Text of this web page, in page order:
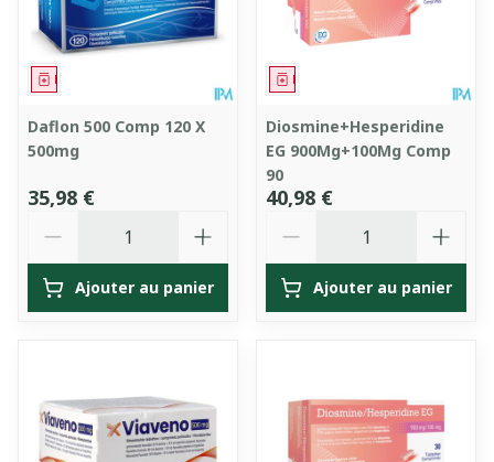
Médicament
Daflon 500 Comp 120 X
500mg
35,98 €
Ajouter au panier
Médicament
Diosmine+Hesperidine
EG 900Mg+100Mg Comp
90
40,98 €
Ajouter au panier